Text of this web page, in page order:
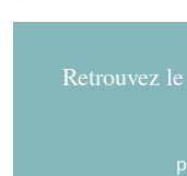
Retrouvez